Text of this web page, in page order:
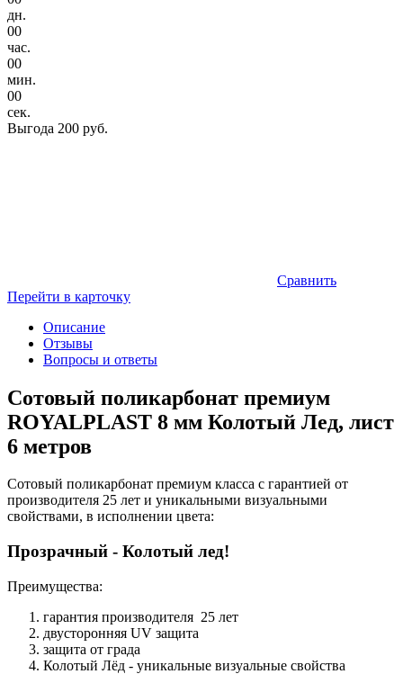
дн.
00
час.
00
мин.
00
сек.
Выгода 200 руб.
Сравнить
Перейти в карточку
Описание
Отзывы
Вопросы и ответы
Сотовый поликарбонат премиум
ROYALPLAST 8 мм Колотый Лед, лист
6 метров
Сотовый поликарбонат премиум класса с гарантией от
производителя 25 лет и уникальными визуальными
свойствами, в исполнении цвета:
Прозрачный - Колотый лед!
Преимущества:
гарантия производителя 25 лет
двусторонняя UV защита
защита от града
Колотый Лёд - уникальные визуальные свойства